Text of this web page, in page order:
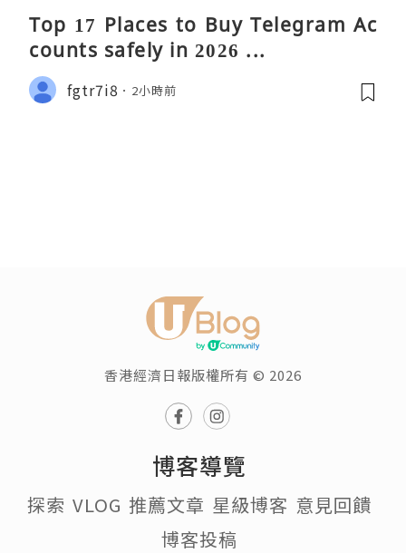
Top 17 Places to Buy Telegram Ac
counts safely in 2026 ...
fgtr7i8 2小時前
香港經濟日報版權所有 © 2026
博客導覽
探索 VLOG 推薦文章 星級博客 意見回饋
博客投稿